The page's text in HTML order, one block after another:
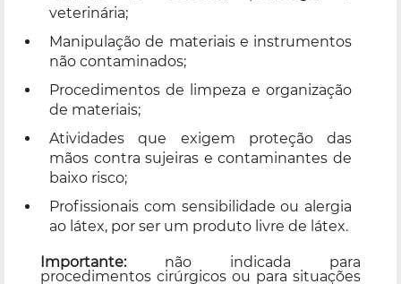
veterinária;
Manipulação de materiais e instrumentos
não contaminados;
Procedimentos de limpeza e organização
de materiais;
Atividades que exigem proteção das
mãos contra sujeiras e contaminantes de
baixo risco;
Profissionais com sensibilidade ou alergia
ao látex, por ser um produto livre de látex.
Importante: não indicada para
procedimentos cirúrgicos ou para situações